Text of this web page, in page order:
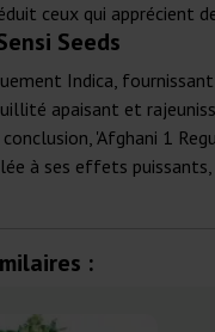
ceux qui apprécient
Seeds
Indica,
apaisant et
'Afghani 1
à ses effets
: